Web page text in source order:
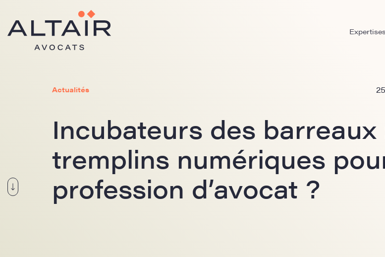
Actualités
Incubateurs des barreaux
tremplins numériques
profession d’avocat ?